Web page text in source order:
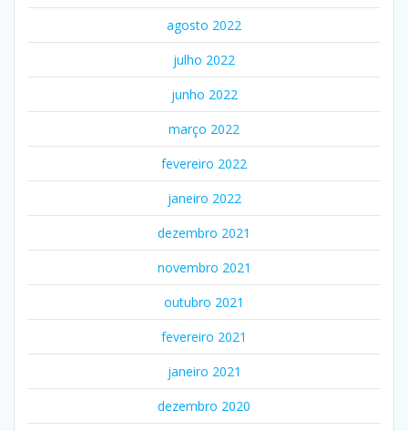
agosto 2022
julho 2022
junho 2022
março 2022
fevereiro 2022
janeiro 2022
dezembro 2021
novembro 2021
outubro 2021
fevereiro 2021
janeiro 2021
dezembro 2020